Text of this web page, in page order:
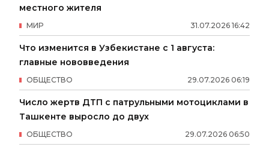
местного жителя
31.07.2026 16:42
МИР
Что изменится в Узбекистане с 1 августа:
главные нововведения
29.07.2026 06:19
ОБЩЕСТВО
Число жертв ДТП с патрульными мотоциклами в
Ташкенте выросло до двух
29.07.2026 06:50
ОБЩЕСТВО